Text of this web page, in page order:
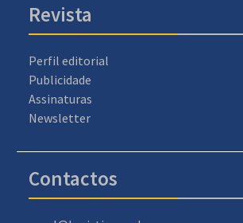
Revista
Perfil editorial
Publicidade
Assinaturas
Newsletter
Contactos